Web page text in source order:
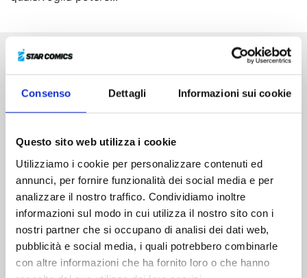
Consenso Dettagli Informazioni sui cookie
Questo sito web utilizza i cookie
Utilizziamo i cookie per personalizzare contenuti ed
annunci, per fornire funzionalità dei social media e per
analizzare il nostro traffico. Condividiamo inoltre
informazioni sul modo in cui utilizza il nostro sito con i
nostri partner che si occupano di analisi dei dati web,
pubblicità e social media, i quali potrebbero combinarle
con altre informazioni che ha fornito loro o che hanno
Altri volumi della serie